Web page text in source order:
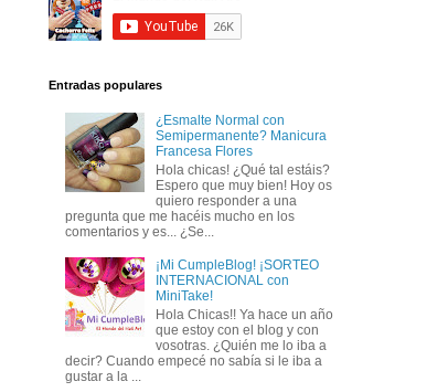
Entradas populares
¿Esmalte Normal con
Semipermanente? Manicura
Francesa Flores
Hola chicas! ¿Qué tal estáis?
Espero que muy bien! Hoy os
quiero responder a una
pregunta que me hacéis mucho en los
comentarios y es... ¿Se...
¡Mi CumpleBlog! ¡SORTEO
INTERNACIONAL con
MiniTake!
Hola Chicas!! Ya hace un año
que estoy con el blog y con
vosotras. ¿Quién me lo iba a
decir? Cuando empecé no sabía si le iba a
gustar a la ...